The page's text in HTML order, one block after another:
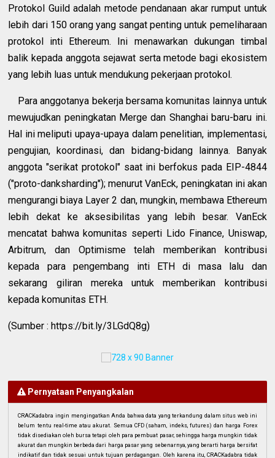
Protokol Guild adalah metode pendanaan akar rumput untuk
lebih dari 150 orang yang sangat penting untuk pemeliharaan
protokol inti Ethereum. Ini menawarkan dukungan timbal
balik kepada anggota sejawat serta metode bagi ekosistem
yang lebih luas untuk mendukung pekerjaan protokol.
Para anggotanya bekerja bersama komunitas lainnya untuk
mewujudkan peningkatan Merge dan Shanghai baru-baru ini.
Hal ini meliputi upaya-upaya dalam penelitian, implementasi,
pengujian, koordinasi, dan bidang-bidang lainnya. Banyak
anggota "serikat protokol" saat ini berfokus pada EIP-4844
("proto-danksharding"); menurut VanEck, peningkatan ini akan
mengurangi biaya Layer 2 dan, mungkin, membawa Ethereum
lebih dekat ke aksesibilitas yang lebih besar. VanEck
mencatat bahwa komunitas seperti Lido Finance, Uniswap,
Arbitrum, dan Optimisme telah memberikan kontribusi
kepada para pengembang inti ETH di masa lalu dan
sekarang giliran mereka untuk memberikan kontribusi
kepada komunitas ETH.
(Sumber : https://bit.ly/3LGdQ8g)
Pernyataan Penyangkalan
CRACKadabra ingin mengingatkan Anda bahwa data yang terkandung dalam situs web ini
belum tentu real-time atau akurat. Semua CFD (saham, indeks, futures) dan harga Forex
tidak disediakan oleh bursa tetapi oleh para pembuat pasar, sehingga harga mungkin tidak
akurat dan mungkin berbeda dari harga pasar yang sebenarnya, yang berarti harga bersifat
indikatif dan tidak sesuai untuk tujuan perdagangan. Oleh karena itu, CRACKadabra tidak